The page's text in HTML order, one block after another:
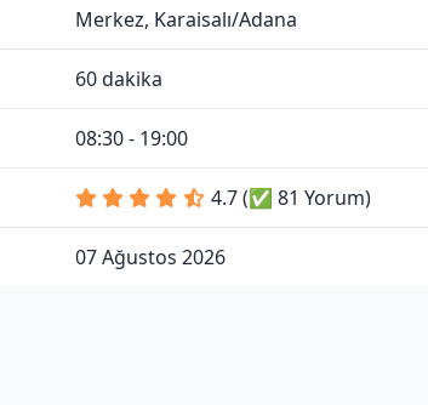
Merkez, Karaisalı/Adana
60 dakika
08:30 - 19:00
4.7 (✅ 81 Yorum)
07 Ağustos 2026